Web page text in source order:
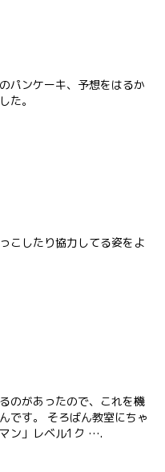
パンケーキ、予想をはるか
た。
こしたり協力してる姿をよ
のがあったので、これを機
です。 そろばん教室にちゃ
ン」レベル1ク ….